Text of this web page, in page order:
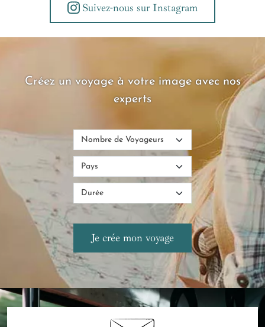
Suivez-nous sur Instagram
Créez un voyage à votre image avec nos
experts